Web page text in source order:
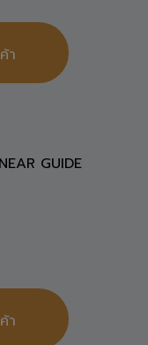
า
GUIDE
า